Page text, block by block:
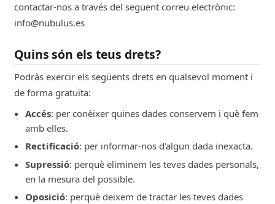
contactar-nos a través del següent correu electrònic:
info@nubulus.es
Quins són els teus drets?
Podràs exercir els següents drets en qualsevol moment i
de forma gratuïta:
Accés: per conèixer quines dades conservem i què fem
amb elles.
Rectificació: per informar-nos d'algun dada inexacta.
Supressió: perquè eliminem les teves dades personals,
en la mesura del possible.
Oposició: perquè deixem de tractar les teves dades